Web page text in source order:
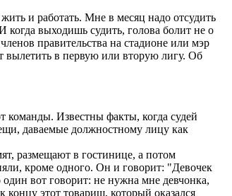
и работать. Мне в месяц надо отсудить
выходишь судить, голова болит не о
правительства на стадионе или мэр
вылетить в первую или вторую лигу. Об
команды. Известны факты, когда судей
даваемые должностному лицу как
размещают в гостинице, а потом
кроме одного. Он и говорит: "Девочек
вот говорит: не нужна мне девчонка,
этот товарищ, который оказался